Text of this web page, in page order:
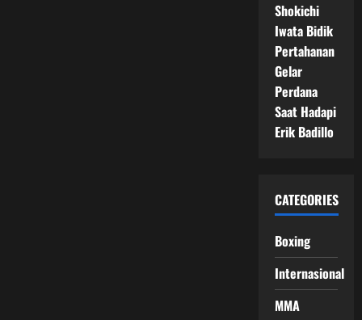
Shokichi
Iwata Bidik
Pertahanan
Gelar
Perdana
Saat Hadapi
Erik Badillo
CATEGORIES
Boxing
Internasional
MMA